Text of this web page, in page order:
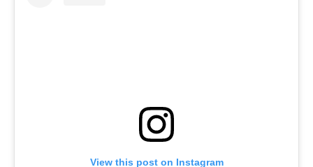
View this post on Instagram